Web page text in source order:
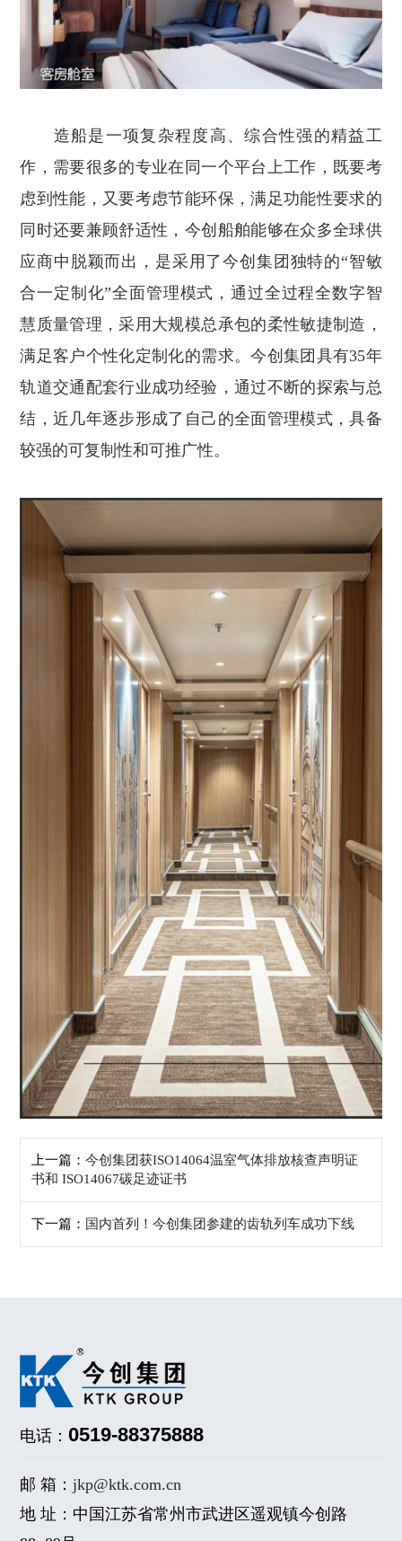
造船是一项复杂程度高、综合性强的精益工
作，需要很多的专业在同一个平台上工作，既要考
虑到性能，又要考虑节能环保，满足功能性要求的
同时还要兼顾舒适性，今创船舶能够在众多全球供
应商中脱颖而出，是采用了今创集团独特的“智敏
合一定制化”全面管理模式，通过全过程全数字智
慧质量管理，采用大规模总承包的柔性敏捷制造，
满足客户个性化定制化的需求。今创集团具有35年
轨道交通配套行业成功经验，通过不断的探索与总
结，近几年逐步形成了自己的全面管理模式，具备
较强的可复制性和可推广性。
上一篇：今创集团获ISO14064温室气体排放核查声明证
书和 ISO14067碳足迹证书
下一篇： 国内首列！今创集团参建的齿轨列车成功下线
电话：0519-88375888
邮 箱：jkp@ktk.com.cn
地 址：中国江苏省常州市武进区遥观镇今创路